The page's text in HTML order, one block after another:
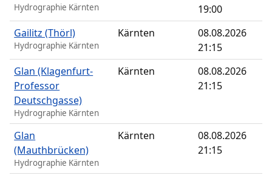
Hydrographie Kärnten
19:00
Gailitz (Thörl)
Hydrographie Kärnten
Kärnten
08.08.2026
21:15
Glan (Klagenfurt-
Professor
Deutschgasse)
Hydrographie Kärnten
Kärnten
08.08.2026
21:15
Glan
(Mauthbrücken)
Hydrographie Kärnten
Kärnten
08.08.2026
21:15